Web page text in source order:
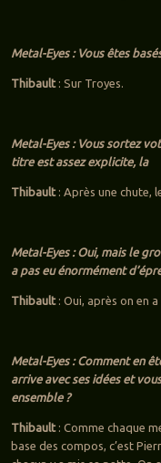
Metal-Eyes : Vous êtes
Thibault: Sur Troyes.
Metal-Eyes : Vous sortez
titre est assez explicite, la
Thibault: Après une chute,
Metal-Eyes : Oui, mais le
a pas eu énormément
Thibault: Oui, après on en
Metal-Eyes : Comment en
arrive avec ses idées et
ensemble ?
Thibault: Comme chaque
base des compos, c’est